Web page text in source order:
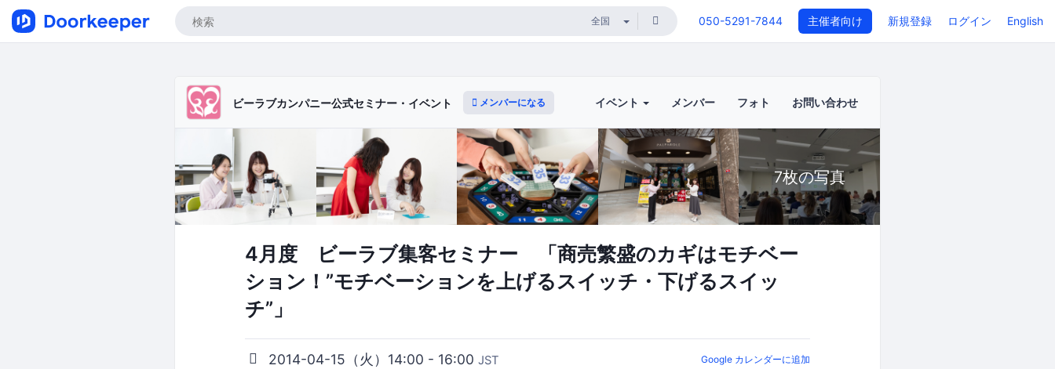
050-5291-7844 主催者向け 新規登録 ログイン English
ビーラブカンパニー公式セミナー・イベント メンバーになる イベント メンバー フォト お問い合わせ
7枚の写真
4月度 ビーラブ集客セミナー 「商売繁盛のカギはモチベー
ション！”モチベーションを上げるスイッチ・下げるスイッ
チ”」
2014-04-15（火）14:00 - 16:00 JST Google カレンダーに追加